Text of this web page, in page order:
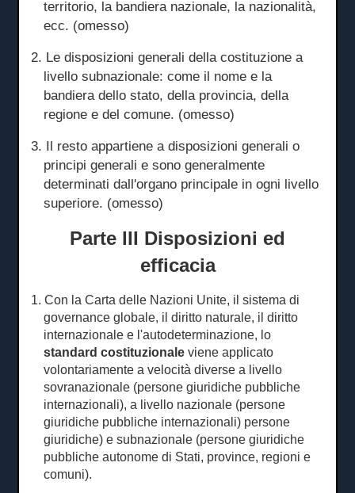
territorio, la bandiera nazionale, la nazionalità,
ecc. (omesso)
2. Le disposizioni generali della costituzione a
livello subnazionale: come il nome e la
bandiera dello stato, della provincia, della
regione e del comune. (omesso)
3. Il resto appartiene a disposizioni generali o
principi generali e sono generalmente
determinati dall'organo principale in ogni livello
superiore. (omesso)
Parte III Disposizioni ed
efficacia
1. Con la Carta delle Nazioni Unite, il sistema di
governance globale, il diritto naturale, il diritto
internazionale e l'autodeterminazione, lo
standard costituzionale viene applicato
volontariamente a velocità diverse a livello
sovranazionale (persone giuridiche pubbliche
internazionali), a livello nazionale (persone
giuridiche pubbliche internazionali) persone
giuridiche) e subnazionale (persone giuridiche
pubbliche autonome di Stati, province, regioni e
comuni).